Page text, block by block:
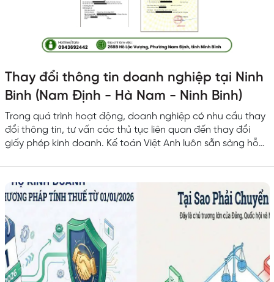
Thay đổi thông tin doanh nghiệp tại Ninh
Binh (Nam Định - Hà Nam - Ninh Binh)
Trong quá trình hoạt động, doanh nghiệp có nhu cầu thay
đổi thông tin, tư vấn các thủ tục liên quan đến thay đổi
giấy phép kinh doanh. Kế toán Việt Anh luôn sẵn sàng hỗ
thời. Giúp tránh rủi ro pháp lý và xử phạt hành chính. Dịch
vụ thay đổi thông tin doanh nghiệp Trọn gói dịch vụ thay
đổi thông tin doanh nghiệp, cấp lại giấy vàng...